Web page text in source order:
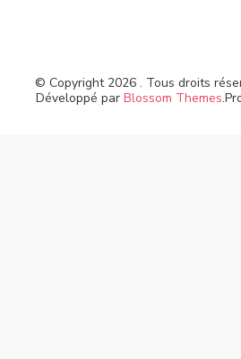
© Copyright 2026 . Tous droits
Développé par Blossom Themes